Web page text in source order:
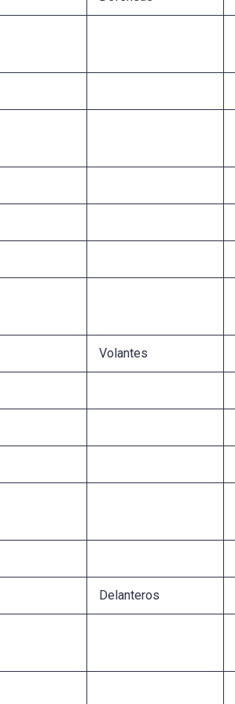
Volantes
Delanteros